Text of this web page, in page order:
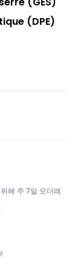
(DPE)
해 주 7일 모더레